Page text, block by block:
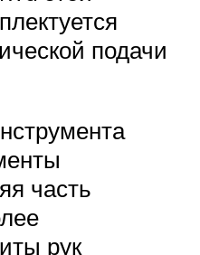
подачи
часть
рук